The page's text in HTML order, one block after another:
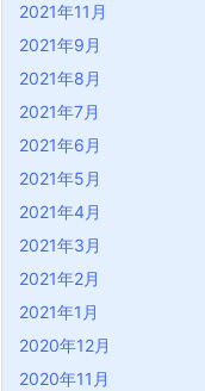
2021年11月
2021年9月
2021年8月
2021年7月
2021年6月
2021年5月
2021年4月
2021年3月
2021年2月
2021年1月
2020年12月
2020年11月